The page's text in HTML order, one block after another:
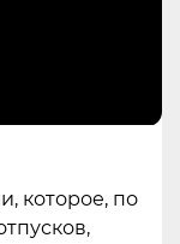
которое, по